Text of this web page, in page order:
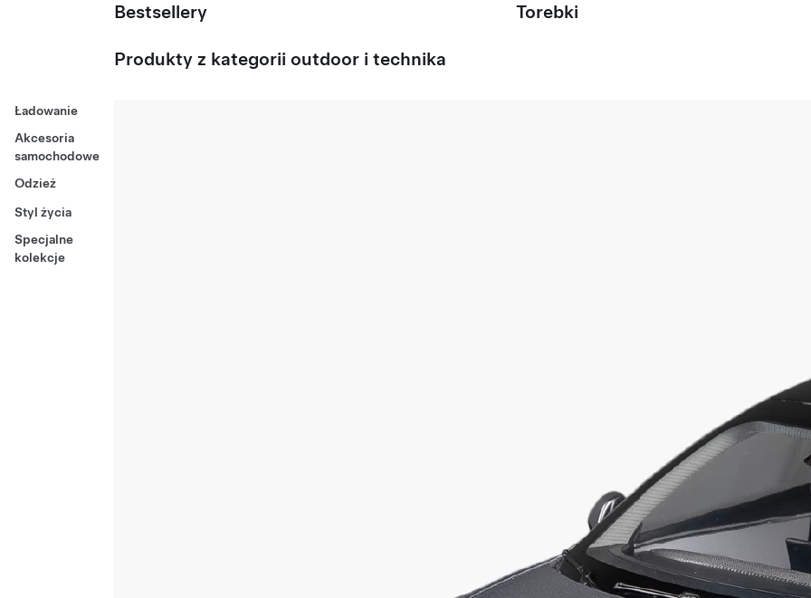
Ładowanie
Akcesoria
samochodowe
Odzież
Styl życia
Specjalne
kolekcje
Bestsellery Torebki
Produkty z kategorii outdoor i technika